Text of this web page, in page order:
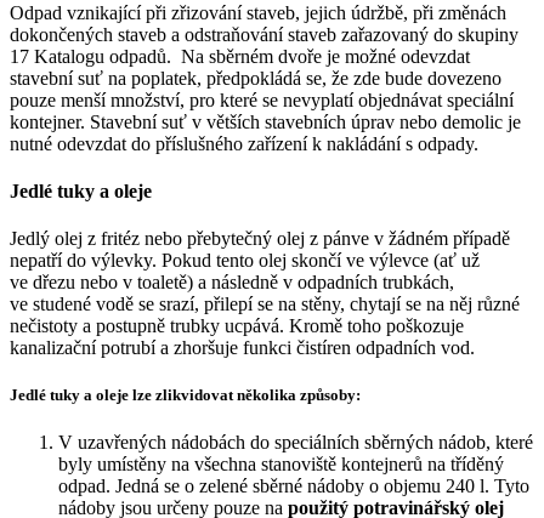
Odpad vznikající při zřizování staveb, jejich údržbě, při změnách
dokončených staveb a odstraňování staveb zařazovaný do skupiny
17 Katalogu odpadů. Na sběrném dvoře je možné odevzdat
stavební suť na poplatek, předpokládá se, že zde bude dovezeno
pouze menší množství, pro které se nevyplatí objednávat speciální
kontejner. Stavební suť v větších stavebních úprav nebo demolic je
nutné odevzdat do příslušného zařízení k nakládání s odpady.
Jedlé tuky a oleje
Jedlý olej z fritéz nebo přebytečný olej z pánve v žádném případě
nepatří do výlevky. Pokud tento olej skončí ve výlevce (ať už
ve dřezu nebo v toaletě) a následně v odpadních trubkách,
ve studené vodě se srazí, přilepí se na stěny, chytají se na něj různé
nečistoty a postupně trubky ucpává. Kromě toho poškozuje
kanalizační potrubí a zhoršuje funkci čistíren odpadních vod.
Jedlé tuky a oleje lze zlikvidovat několika způsoby:
V uzavřených nádobách do speciálních sběrných nádob, které
byly umístěny na všechna stanoviště kontejnerů na tříděný
odpad. Jedná se o zelené sběrné nádoby o objemu 240 l. Tyto
nádoby jsou určeny pouze na použitý potravinářský olej